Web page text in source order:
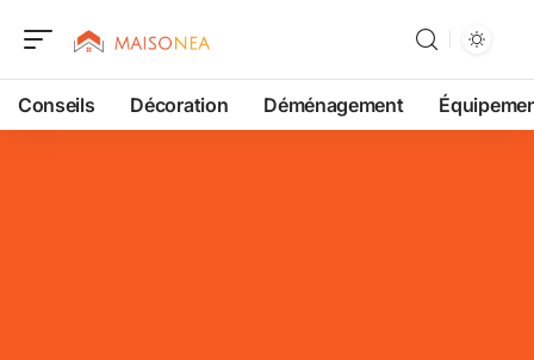
Conseils Décoration Déménagement